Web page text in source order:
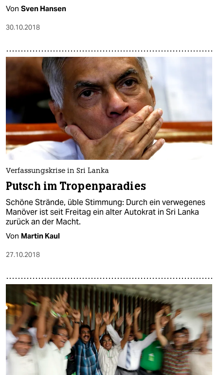
Von Sven Hansen
30.10.2018
Verfassungskrise in Sri Lanka
Putsch im Tropenparadies
Schöne Strände, üble Stimmung: Durch ein verwegenes
Manöver ist seit Freitag ein alter Autokrat in Sri Lanka
zurück an der Macht.
Von Martin Kaul
27.10.2018